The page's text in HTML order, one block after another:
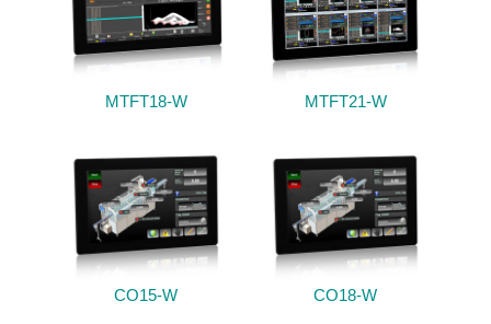
MTFT18-W MTFT21-W
CO15-W CO18-W